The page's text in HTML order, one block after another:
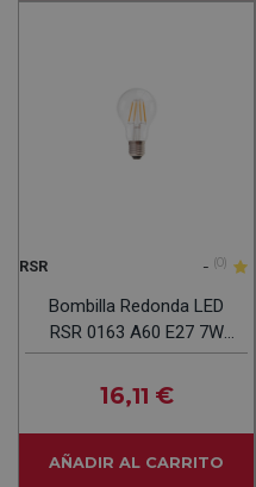
RSR - (0)
Bombilla Redonda LED
RSR 0163 A60 E27 7W
850LM 2700K
16,11 €
AÑADIR AL CARRITO